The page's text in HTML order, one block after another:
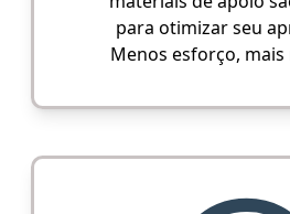
para otimizar seu
Menos esforço,